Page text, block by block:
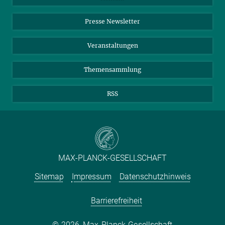
Meldestelle Fehlverhalten
TikTok
Instagram
YouTube
Presse Newsletter
Veranstaltungen
Themensammlung
RSS
MAX-PLANCK-GESELLSCHAFT
Sitemap
Impressum Datenschutzhinweis
Barrierefreiheit